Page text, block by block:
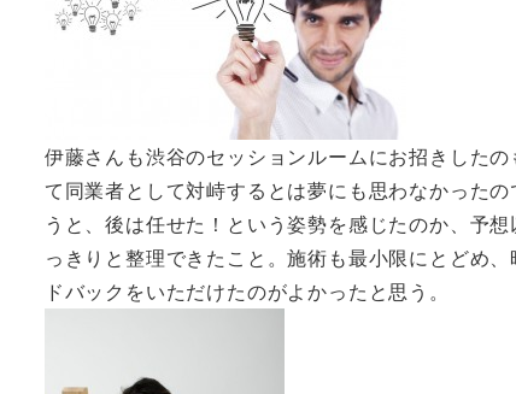
伊藤さんも渋谷のセッションルームにお招きした
て同業者として対峙するとは夢にも思わなかった
うと、後は任せた！という姿勢を感じたのか、予
っきりと整理できたこと。施術も最小限にとどめ
ドバックをいただけたのがよかったと思う。